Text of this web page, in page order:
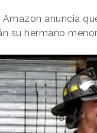
Amazon anuncia
su hermano